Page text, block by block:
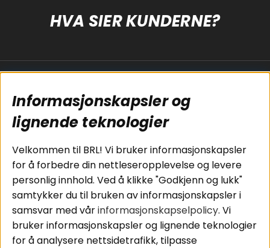
HVA SIER KUNDERNE?
Koblingsguide for
subwoofers
Tilkobling av
bilforsterker
Koblingsguide for
midbasser
Butikker
Våre ambassadører
- Team BRL
Cookies
Kjøpsvilkår
Personvernpolicy
Service / Garanti /
Retur
Informasjonskapsler og
lignende teknologier
Velkommen til BRL! Vi bruker informasjonskapsler
for å forbedre din nettleseropplevelse og levere
personlig innhold. Ved å klikke "Godkjenn og lukk"
samtykker du til bruken av informasjonskapsler i
samsvar med vårinformasjonskapselpolicy. Vi
bruker informasjonskapsler og lignende teknologier
for å analysere nettsidetrafikk, tilpasse